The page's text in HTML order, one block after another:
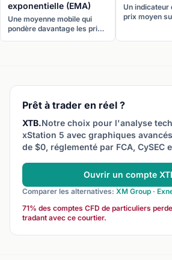
exponentielle (EMA)
Une moyenne mobile qui
pondère davantage les prix
Un indicateur
prix moyen
exponentielle
Prêt à trader en réel ?
XTB.Notre choix pour l'analyse
xStation 5 avec graphiques
de $0, réglementé par FCA, CySEC
Ouvrir un compte
Comparer les alternatives: XM Group ·
71% des comptes CFD de particuliers
tradant avec ce courtier.